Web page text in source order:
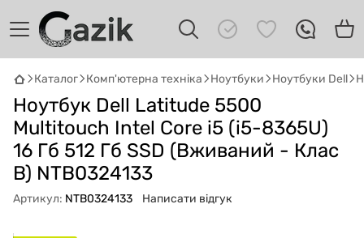
Каталог Комп'ютерна техніка Ноутбуки Ноутбуки Dell
Ноутбук Dell Latitude 5500
Multitouch Intel Core i5 (i5-8365U)
16 Гб 512 Гб SSD (Вживаний - Клас
B) NTB0324133
Артикул: NTB0324133 Написати відгук
GAZIK AI
Онлайн · пошук техніки
Привіт! 👋 Я Gazik AI — допоможу
підібрати вживану комп'ютерну техніку.
Що шукаєш?